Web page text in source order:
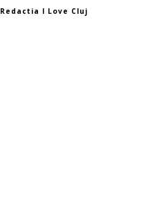
Redactia I Love Cluj